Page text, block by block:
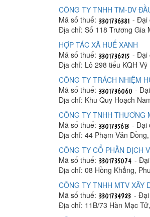
CÔNG TY TNHH TM-DV
Mã số thuế:
- Đại
Địa chỉ: Số 118 Trương Gia
HỢP TÁC XÃ HUẾ XANH
Mã số thuế:
- Đại
Địa chỉ: Lô 298 tiểu KQH
CÔNG TY TRÁCH NHIỆM
Mã số thuế:
-
Địa chỉ: Khu Quy Hoạch
CÔNG TY TNHH THƯƠNG
Mã số thuế:
- Đại
Địa chỉ: 44 Phạm Văn
CÔNG TY CỔ PHẦN DỊCH
Mã số thuế:
-
Địa chỉ: 08 Hồng Khẳng,
CÔNG TY TNHH MTV XÂY
Mã số thuế:
- Đại
Địa chỉ: 11B/73 Hàn Mạc